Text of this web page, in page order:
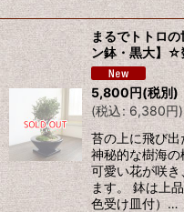
まるでトトロ
ン鉢・黒大】
5,800円(税別)
(税込: 6,380円)
苔の上に飛び
神秘的な樹海
可愛い花が咲
ます。 鉢は上
色受け皿付）…